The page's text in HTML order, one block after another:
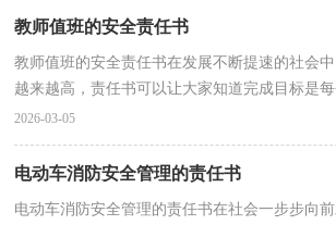
教师值班的安全责任书
教师值班的安全责任书在发展不断提速的社会
越来越高，责任书可以让大家知道完成目标是
德、团结一致。那么责任书怎么拟定才能发挥它
2026-03-05
电动车消防安全管理的责任书
电动车消防安全管理的责任书在社会一步步向